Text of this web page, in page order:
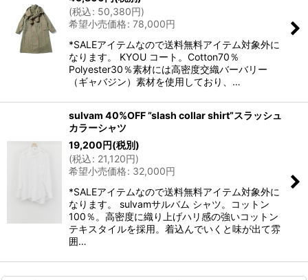
(税込: 50,380円)
希望小売価格: 78,000円
*SALEアイテムなので送料無料アイテム対象外に
なります。 KYOU コート。Cotton70％
Polyester30％素材には高密度交織バーバリー
（ギャバジン）素材を使用しており、…
sulvam 40%OFF ”slash collar shirt”スラッシュ
カラーシャツ
19,200円(税別)
(税込: 21,120円)
希望小売価格: 32,000円
*SALEアイテムなので送料無料アイテム対象外に
なります。 sulvamサルバム シャツ。コットン
100％。高密度に織り上げハリ感の強いコットン
テキスタイルを採用。着込んでいくと味が出て雰
囲…